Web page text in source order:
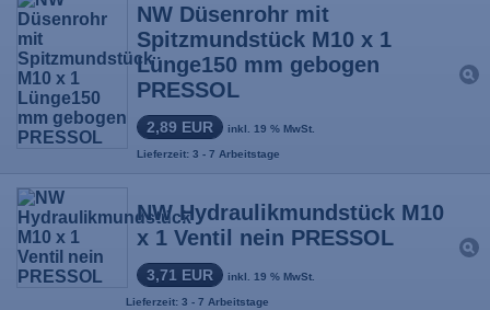
NW Düsenrohr mit
Spitzmundstück M10 x 1
Lünge150 mm gebogen
PRESSOL
2,89 EUR inkl. 19 % MwSt.
Lieferzeit: 3 - 7 Arbeitstage
NW Hydraulikmundstück M10
x 1 Ventil nein PRESSOL
3,71 EUR inkl. 19 % MwSt.
Lieferzeit: 3 - 7 Arbeitstage